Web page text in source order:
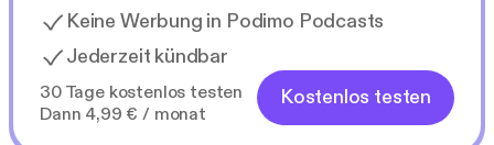
Keine Werbung in Podimo Podcasts
Jederzeit kündbar
30 Tage kostenlos testen
Dann 4,99 € / monat
Kostenlos testen